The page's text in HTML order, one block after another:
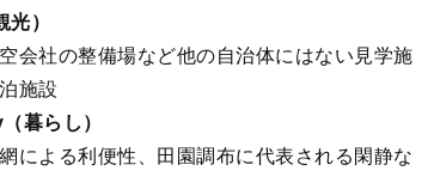
）
会社の整備場など他の自治体にはない見学施
施設
暮らし）
による利便性、田園調布に代表される閑静な